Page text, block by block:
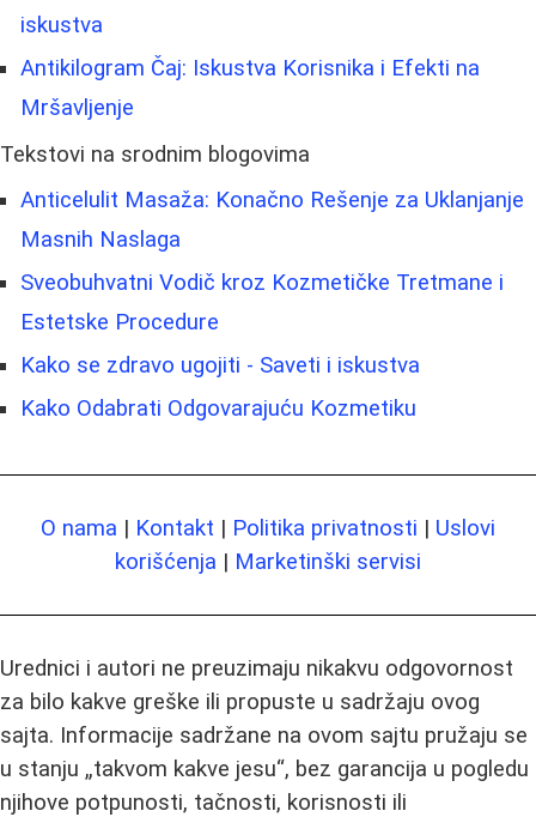
iskustva
Antikilogram Čaj: Iskustva Korisnika i Efekti na
Mršavljenje
Tekstovi na srodnim blogovima
Anticelulit Masaža: Konačno Rešenje za Uklanjanje
Masnih Naslaga
Sveobuhvatni Vodič kroz Kozmetičke Tretmane i
Estetske Procedure
Kako se zdravo ugojiti - Saveti i iskustva
Kako Odabrati Odgovarajuću Kozmetiku
O nama | Kontakt | Politika privatnosti | Uslovi
korišćenja | Marketinški servisi
Urednici i autori ne preuzimaju nikakvu odgovornost
za bilo kakve greške ili propuste u sadržaju ovog
sajta. Informacije sadržane na ovom sajtu pružaju se
u stanju „takvom kakve jesu“, bez garancija u pogledu
njihove potpunosti, tačnosti, korisnosti ili